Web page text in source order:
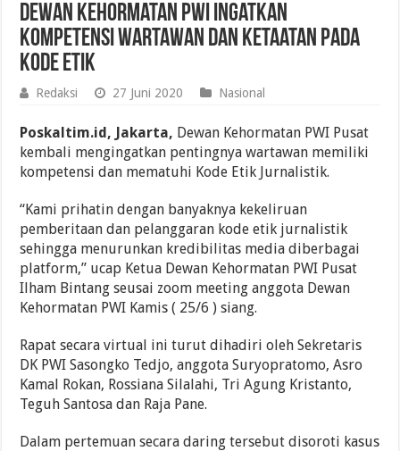
Dewan Kehormatan PWI Ingatkan
Kompetensi Wartawan dan Ketaatan pada
Kode Etik
Redaksi 27 Juni 2020 Nasional
Poskaltim.id, Jakarta, Dewan Kehormatan PWI Pusat
kembali mengingatkan pentingnya wartawan memiliki
kompetensi dan mematuhi Kode Etik Jurnalistik.
“Kami prihatin dengan banyaknya kekeliruan
pemberitaan dan pelanggaran kode etik jurnalistik
sehingga menurunkan kredibilitas media diberbagai
platform,” ucap Ketua Dewan Kehormatan PWI Pusat
Ilham Bintang seusai zoom meeting anggota Dewan
Kehormatan PWI Kamis ( 25/6 ) siang.
Rapat secara virtual ini turut dihadiri oleh Sekretaris
DK PWI Sasongko Tedjo, anggota Suryopratomo, Asro
Kamal Rokan, Rossiana Silalahi, Tri Agung Kristanto,
Teguh Santosa dan Raja Pane.
Dalam pertemuan secara daring tersebut disoroti kasus